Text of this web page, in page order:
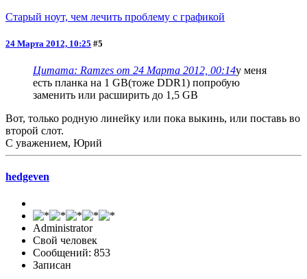
Старый ноут, чем лечить проблему с графикой
24 Марта 2012, 10:25 #5
Цитата: Ramzes от 24 Марта 2012, 00:14у меня
есть планка на 1 GB(тоже DDR1) попробую
заменить или расширить до 1,5 GB
Вот, только родную линейку или пока выкинь, или поставь во
второй слот.
С уважением, Юрий
hedgeven
Administrator
Свой человек
Сообщений: 853
Записан